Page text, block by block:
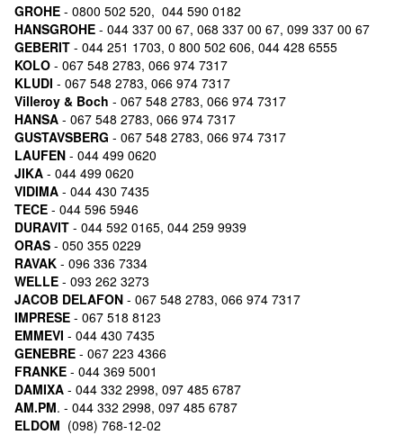
GROHE - 0800 502 520, 044 590 0182
HANSGROHE - 044 337 00 67, 068 337 00 67, 099 337 00 67
GEBERIT - 044 251 1703, 0 800 502 606, 044 428 6555
KOLO - 067 548 2783, 066 974 7317
KLUDI - 067 548 2783, 066 974 7317
Villeroy & Boch - 067 548 2783, 066 974 7317
HANSA - 067 548 2783, 066 974 7317
GUSTAVSBERG - 067 548 2783, 066 974 7317
LAUFEN - 044 499 0620
JIKA - 044 499 0620
VIDIMA - 044 430 7435
TECE - 044 596 5946
DURAVIT - 044 592 0165, 044 259 9939
ORAS - 050 355 0229
RAVAK - 096 336 7334
WELLE - 093 262 3273
JACOB DELAFON - 067 548 2783, 066 974 7317
IMPRESE - 067 518 8123
EMMEVI - 044 430 7435
GENEBRE - 067 223 4366
FRANKE - 044 369 5001
DAMIXA - 044 332 2998, 097 485 6787
AM.PM. - 044 332 2998, 097 485 6787
ELDOM (098) 768-12-02